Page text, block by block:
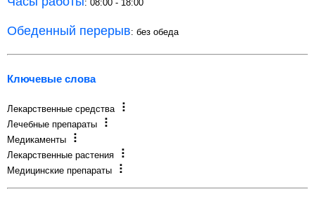
: 08:00 - 18:00
Обеденный перерыв: без обеда
Ключевые слова
Лекарственные средства
Лечебные препараты
Медикаменты
Лекарственные растения
Медицинские препараты